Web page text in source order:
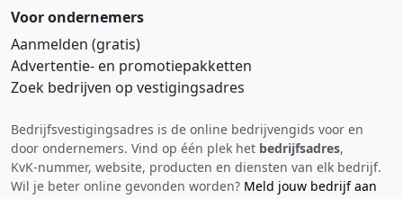
Voor ondernemers
Aanmelden (gratis)
Advertentie‑ en promotiepakketten
Zoek bedrijven op vestigingsadres
Bedrijfsvestigingsadres is de online bedrijvengids voor en
door ondernemers. Vind op één plek het bedrijfsadres,
KvK‑nummer, website, producten en diensten van elk bedrijf.
Wil je beter online gevonden worden? Meld jouw bedrijf aan
Hi 👋 We horen graag uw feedback!